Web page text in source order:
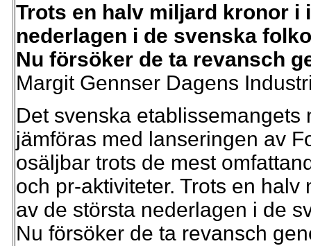
Trots en halv miljard kronor i
nederlagen i de svenska
Nu försöker de ta revansch
Margit Gennser Dagens
Det svenska
jämföras med lanseringen av
osäljbar trots de mest
och pr-aktiviteter. Trots en
av de största nederlagen i de
Nu försöker de ta revansch